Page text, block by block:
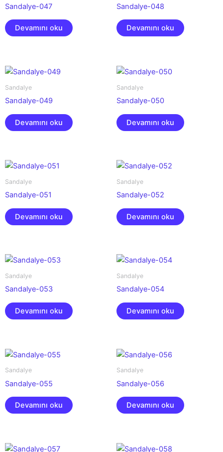
Sandalye-047
Devamını oku
Sandalye-048
Devamını oku
Sandalye
Sandalye-049
Devamını oku
Sandalye
Sandalye-050
Devamını oku
Sandalye
Sandalye-051
Devamını oku
Sandalye
Sandalye-052
Devamını oku
Sandalye
Sandalye-053
Devamını oku
Sandalye
Sandalye-054
Devamını oku
Sandalye
Sandalye-055
Devamını oku
Sandalye
Sandalye-056
Devamını oku